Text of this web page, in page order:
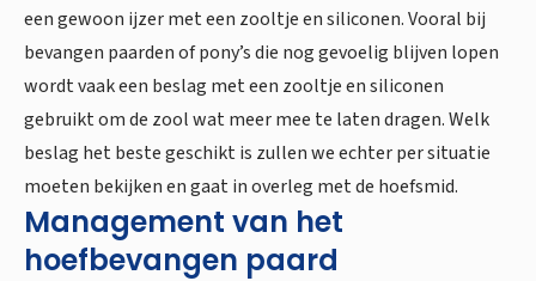
een gewoon ijzer met een zooltje en siliconen. Vooral bij
bevangen paarden of pony’s die nog gevoelig blijven lopen
wordt vaak een beslag met een zooltje en siliconen
gebruikt om de zool wat meer mee te laten dragen. Welk
beslag het beste geschikt is zullen we echter per situatie
moeten bekijken en gaat in overleg met de hoefsmid.
Management van het
hoefbevangen paard